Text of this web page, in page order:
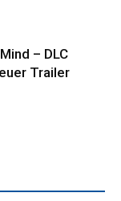
– DLC
Trailer